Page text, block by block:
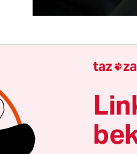
zu fassen: Da wird
auf Befehl von
in Grund und Boden
in Analysen darüber
entfernt
taz 